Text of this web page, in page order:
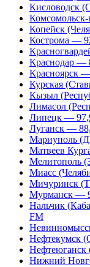
Кисловодск
Копейск
Кострома —
Краснодар —
Красноярск
Курская
Кызыл
Лимасол
Липецк —
Луганск —
Мариуполь
Матвеев
Мелитополь
Миасс
Мичуринск
Мурманск —
Нальчик
FM
Нефтекумск
Нижний